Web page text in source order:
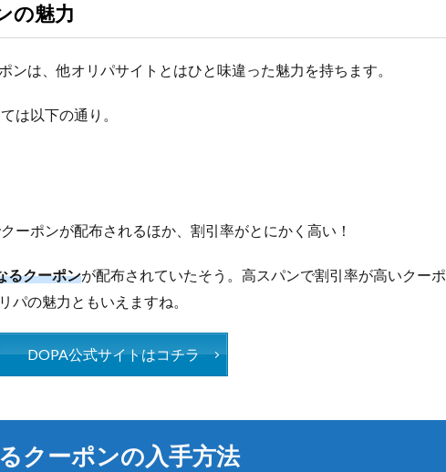
の魅力
ンは、他オリパサイトとはひと味違った魅力を持ちます。
は以下の通り。
ーポンが配布されるほか、割引率がとにかく高い！
るクーポンが配布されていたそう。高スパンで割引率が高いクーポ
パの魅力ともいえますね。
DOPA公式サイトはコチラ
クーポンの入手方法